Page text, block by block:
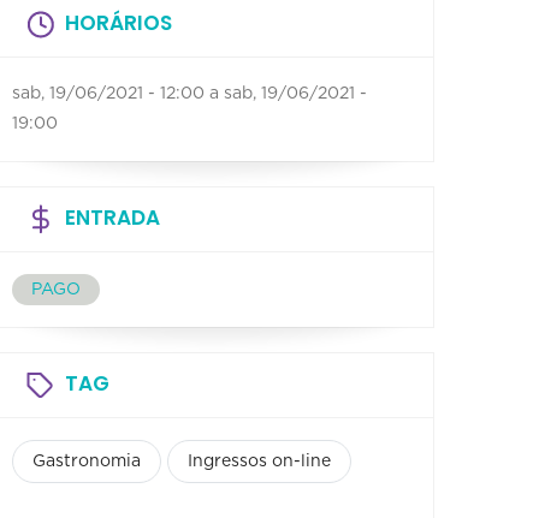
HORÁRIOS
sab, 19/06/2021 - 12:00 a sab, 19/06/2021 -
19:00
ENTRADA
PAGO
TAG
Gastronomia Ingressos on-line